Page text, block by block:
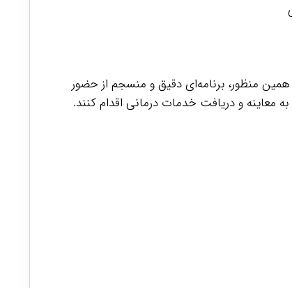
منظور، برنامه‌ای دقیق و منسجم از حضور
و دریافت خدمات درمانی اقدام کنند.